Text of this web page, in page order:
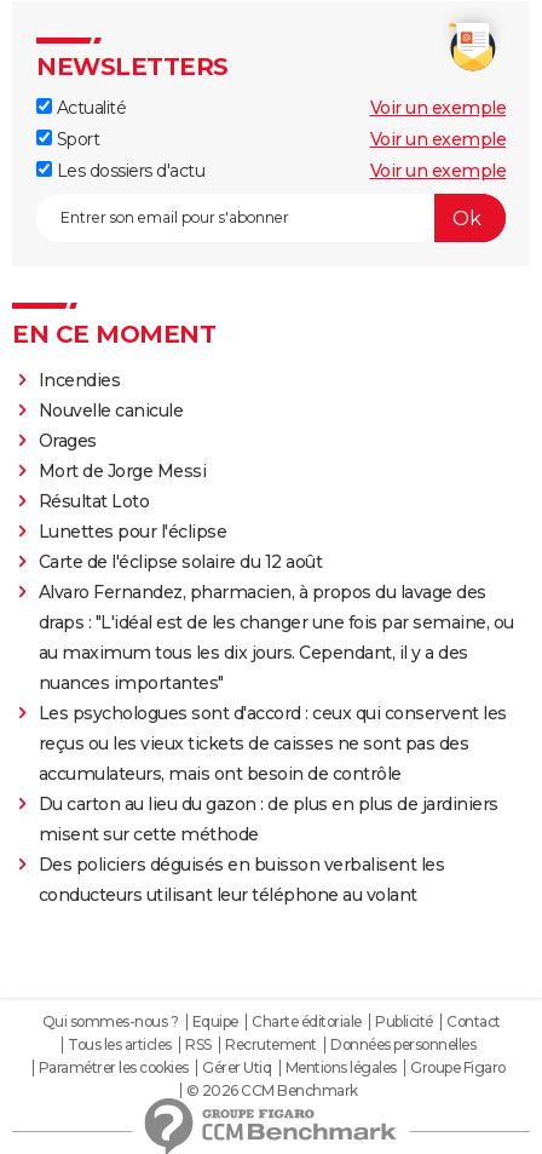
NEWSLETTERS
Actualité
Voir un exemple
Sport
Voir un exemple
Les dossiers d'actu
Voir un exemple
EN CE MOMENT
Incendies
Nouvelle canicule
Orages
Mort de Jorge Messi
Résultat Loto
Lunettes pour l'éclipse
Carte de l'éclipse solaire du 12 août
Alvaro Fernandez, pharmacien, à propos du lavage des
draps : "L'idéal est de les changer une fois par semaine, ou
au maximum tous les dix jours. Cependant, il y a des
nuances importantes"
Les psychologues sont d'accord : ceux qui conservent les
reçus ou les vieux tickets de caisses ne sont pas des
accumulateurs, mais ont besoin de contrôle
Du carton au lieu du gazon : de plus en plus de jardiniers
misent sur cette méthode
Des policiers déguisés en buisson verbalisent les
conducteurs utilisant leur téléphone au volant
Qui sommes-nous ? Equipe Charte éditoriale Publicité
Contact
Tous les articles
RSS Recrutement
Données personnelles
Paramétrer les cookies
Gérer Utiq Mentions légales
Groupe Figaro
© 2026 CCM Benchmark